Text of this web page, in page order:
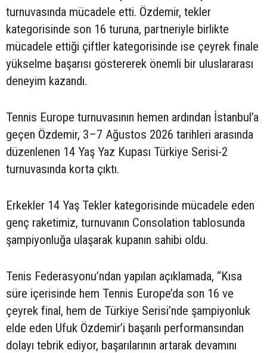
turnuvasında mücadele etti. Özdemir, tekler
kategorisinde son 16 turuna, partneriyle birlikte
mücadele ettiği çiftler kategorisinde ise çeyrek finale
yükselme başarısı göstererek önemli bir uluslararası
deneyim kazandı.
Tennis Europe turnuvasının hemen ardından İstanbul’a
geçen Özdemir, 3–7 Ağustos 2026 tarihleri arasında
düzenlenen 14 Yaş Yaz Kupası Türkiye Serisi-2
turnuvasında korta çıktı.
Erkekler 14 Yaş Tekler kategorisinde mücadele eden
genç raketimiz, turnuvanın Consolation tablosunda
şampiyonluğa ulaşarak kupanın sahibi oldu.
Tenis Federasyonu’ndan yapılan açıklamada, “Kısa
süre içerisinde hem Tennis Europe’da son 16 ve
çeyrek final, hem de Türkiye Serisi’nde şampiyonluk
elde eden Ufuk Özdemir’i başarılı performansından
dolayı tebrik ediyor, başarılarının artarak devamını